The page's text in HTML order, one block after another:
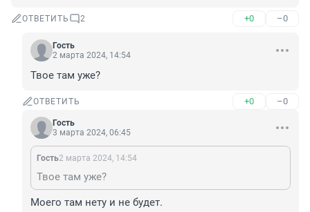
ОТВЕТИТЬ 2 +0 –0
Гость
2 марта 2024, 14:54
Твое там уже?
ОТВЕТИТЬ +0 –0
Гость
3 марта 2024, 06:45
Гость2 марта 2024, 14:54
Твое там уже?
Моего там нету и не будет.